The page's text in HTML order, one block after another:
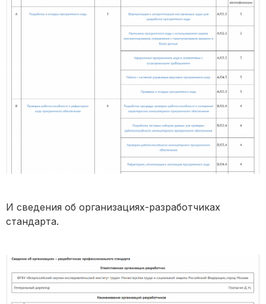
И сведения об организациях-разработчиках
стандарта.